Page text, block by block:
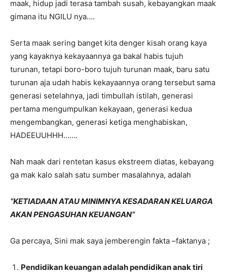
maak, hidup jadi terasa tambah susah, kebayangkan maak
gimana itu NGILU nya….
Serta maak sering banget kita denger kisah orang kaya
yang kayaknya kekayaannya ga bakal habis tujuh
turunan, tetapi boro-boro tujuh turunan maak, baru satu
turunan aja udah habis kekayaannya orang tersebut sama
generasi setelahnya, jadi timbullah istilah, generasi
pertama mengumpulkan kekayaan, generasi kedua
mengembangkan, generasi ketiga menghabiskan,
HADEEUUHHH…….
Nah maak dari rentetan kasus ekstreem diatas, kebayang
ga mak kalo salah satu sumber masalahnya, adalah
“KETIADAAN ATAU MINIMNYA KESADARAN KELUARGA
AKAN PENGASUHAN KEUANGAN”
Ga percaya, Sini mak saya jemberengin fakta –faktanya ;
Pendidikan keuangan adalah pendidikan anak tiri